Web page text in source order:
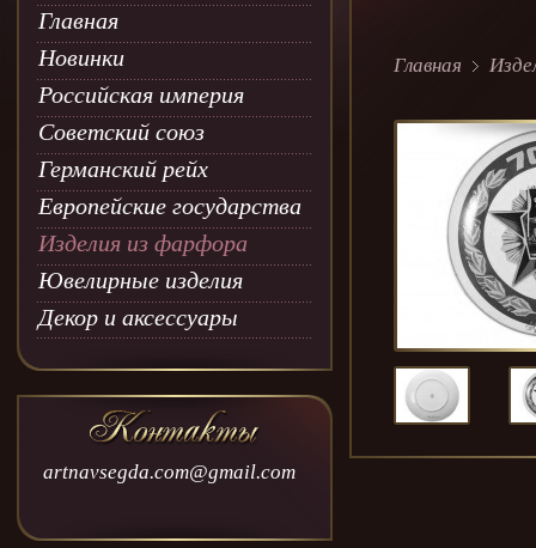
Главная
Новинки
Российская империя
Советский союз
Германский рейх
Европейские государства
Изделия из фарфора
Ювелирные изделия
Декор и аксессуары
artnavsegda.com@gmail.com
Главная